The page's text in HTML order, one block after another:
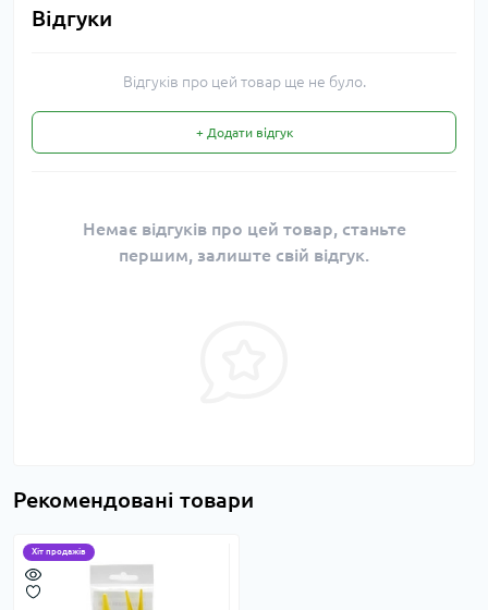
Відгуки
Відгуків про цей товар ще не було.
+ Додати відгук
Немає відгуків про цей товар, станьте
першим, залиште свій відгук.
Рекомендовані товари
Хіт продажів